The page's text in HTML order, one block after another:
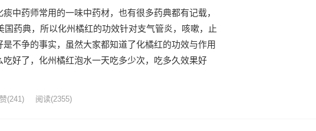
中药师常用的一味中药材，也有很多药典都有记载，
国药典，所以化州橘红的功效针对支气管炎，咳嗽，止
是不争的事实，虽然大家都知道了化橘红的功效与作用
吃好了，化州橘红泡水一天吃多少次，吃多久效果好
(241) 阅读(2355)